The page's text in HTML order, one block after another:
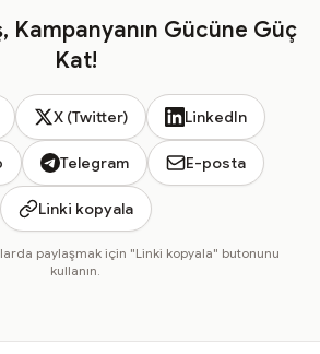
Kampanyanın Gücüne Güç
Kat!
X (Twitter) LinkedIn
Telegram E-posta
Linki kopyala
paylaşmak için "Linki kopyala" butonunu
kullanın.